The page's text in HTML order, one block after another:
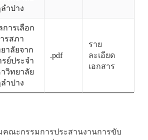
ำปาง
การเลือก
รสภา
าลัยจาก
ย์ประจำ
วิทยาลัย
ำปาง
.pdf
ราย
ละเอียด
เอกสาร
คณะกรรมการประสานงานการขับ